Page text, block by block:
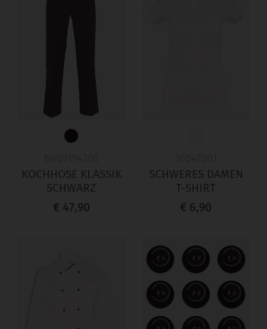
KOCHHOSE KLASSIK
SCHWARZ
€ 47,90
SCHWERES DAMEN
T-SHIRT
€ 6,90